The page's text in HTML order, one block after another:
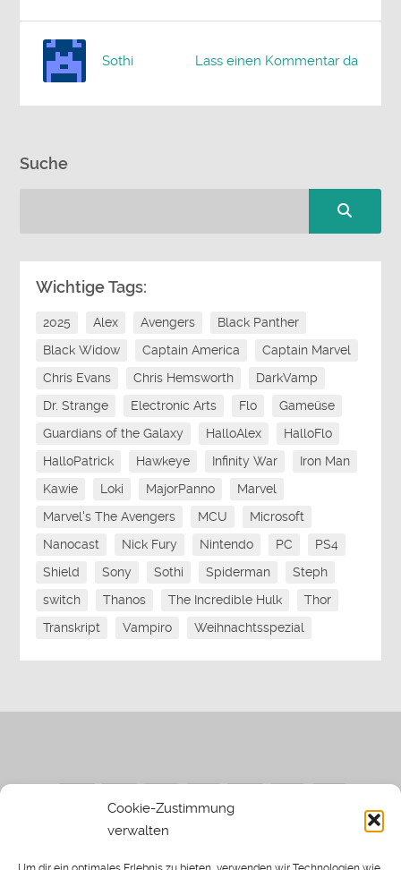
Cookie-Zustimmung
verwalten
Lass einen Kommentar da
Sothi
Suche
Wichtige Tags:
2025 Alex Avengers
Black Panther
Black Widow
Captain America
Captain Marvel
Chris Evans
Chris Hemsworth
DarkVamp
Dr. Strange
Electronic Arts Flo
Gameüse
Guardians of the Galaxy
HalloAlex
HalloFlo
HalloPatrick
Hawkeye Infinity War
Iron Man
Kawie
Loki MajorPanno
Marvel
Marvel's The Avengers
MCU
Microsoft
Nanocast
Nick Fury Nintendo PC
PS4
Shield
Sony Sothi Spiderman
Steph
switch
Thanos The Incredible Hulk
Thor
Transkript
Vampiro Weihnachtsspezial